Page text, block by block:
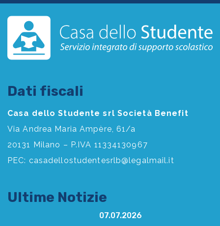
Dati fiscali
Casa dello Studente srl Società Benefit
Via Andrea Maria Ampère, 61/a
20131 Milano – P.IVA 11334130967
PEC: casadellostudentesrlb@legalmail.it
Ultime Notizie
07.07.2026